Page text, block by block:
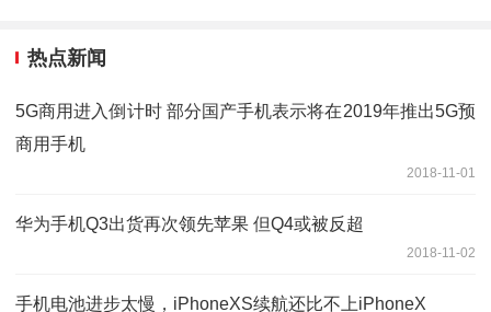
热点新闻
5G商用进入倒计时 部分国产手机表示将在2019年推出5G预
商用手机
2018-11-01
华为手机Q3出货再次领先苹果 但Q4或被反超
2018-11-02
手机电池进步太慢，iPhoneXS续航还比不上iPhoneX